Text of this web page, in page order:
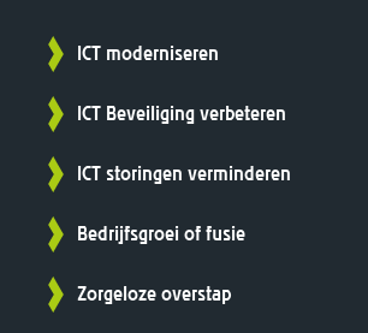
ICT moderniseren
ICT Beveiliging verbeteren
ICT storingen verminderen
Bedrijfsgroei of fusie
Zorgeloze overstap